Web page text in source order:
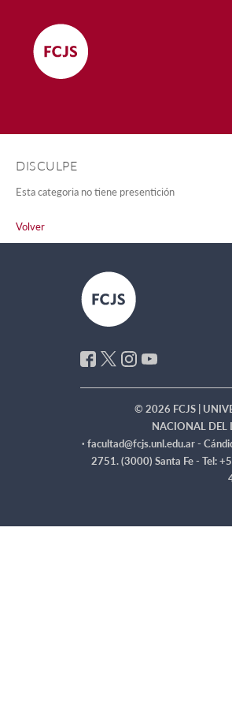
DISCULPE
Esta categoria no tiene presentición
Volver
© 2026 FCJS |
NACIONAL DEL
·facultad@fcjs.unl.edu.ar -
2751. (3000) Santa Fe - Tel: